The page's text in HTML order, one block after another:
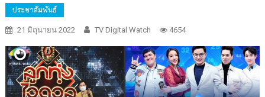
ประชาสัมพันธ์
21 มิถุนายน 2022 TV Digital Watch 4654